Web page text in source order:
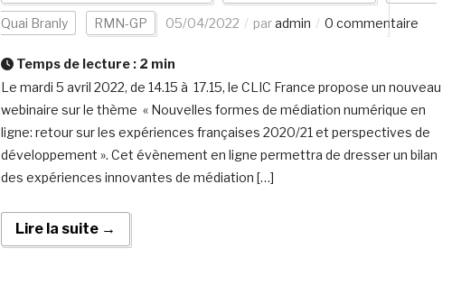
Quai Branly RMN-GP 05/04/2022 paradmin 0 commentaire
Temps de lecture : 2 min
Le mardi 5 avril 2022, de 14.15 à 17.15, le CLIC France propose un nouveau
webinaire sur le thème « Nouvelles formes de médiation numérique en
ligne: retour sur les expériences françaises 2020/21 et perspectives de
développement ». Cet évènement en ligne permettra de dresser un bilan
des expériences innovantes de médiation […]
Lire la suite →